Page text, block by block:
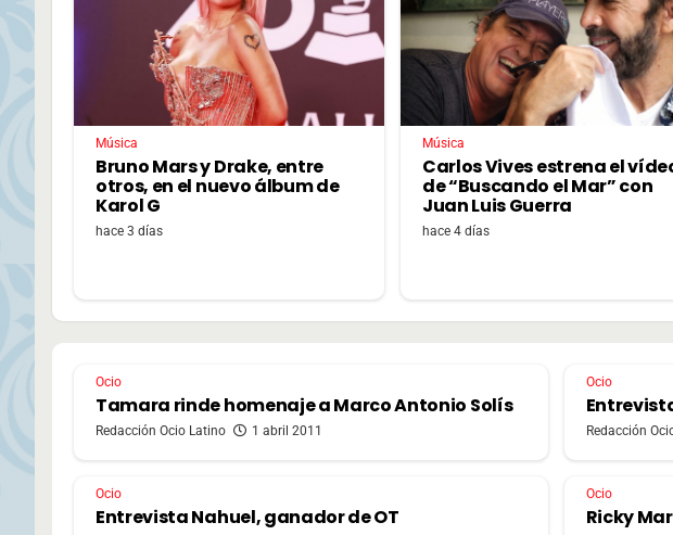
Música
Bruno Mars y Drake, entre
otros, en el nuevo álbum de
Karol G
hace 3 días
Música
Carlos Vives estrena el
de “Buscando el Mar” con
Juan Luis Guerra
hace 4 días
Ocio
Tamara rinde homenaje a Marco Antonio Solís
Redacción Ocio Latino 1 abril 2011
Ocio
Redacción
Ocio
Entrevista Nahuel, ganador de OT
Ocio
Ricky